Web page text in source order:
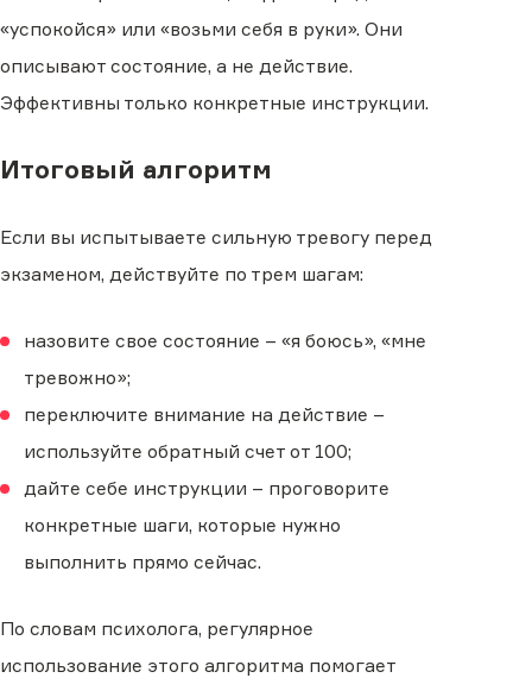
«успокойся» или «возьми себя в руки». Они
описывают состояние, а не действие.
Эффективны только конкретные инструкции.
Итоговый алгоритм
Если вы испытываете сильную тревогу перед
экзаменом, действуйте по трем шагам:
назовите свое состояние – «я боюсь», «мне
тревожно»;
переключите внимание на действие –
используйте обратный счет от 100;
дайте себе инструкции – проговорите
конкретные шаги, которые нужно
выполнить прямо сейчас.
По словам психолога, регулярное
использование этого алгоритма помогает